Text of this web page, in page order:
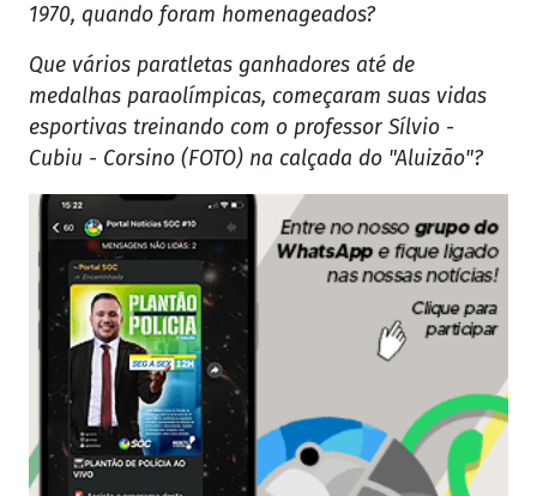
1970, quando foram homenageados?
Que vários paratletas ganhadores até de
medalhas paraolímpicas, começaram suas vidas
esportivas treinando com o professor Sílvio -
Cubiu - Corsino (FOTO) na calçada do "Aluizão"?